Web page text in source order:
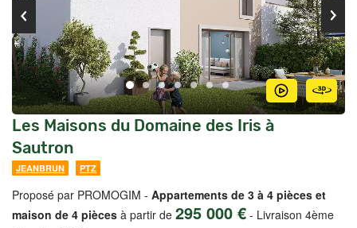
Les Maisons du Domaine des Iris à
Sautron
JEANBRUN PTZ
Proposé par PROMOGIM - Appartements de 3 à 4 pièces et
maison de 4 pièces à partir de 295 000 € - Livraison 4ème